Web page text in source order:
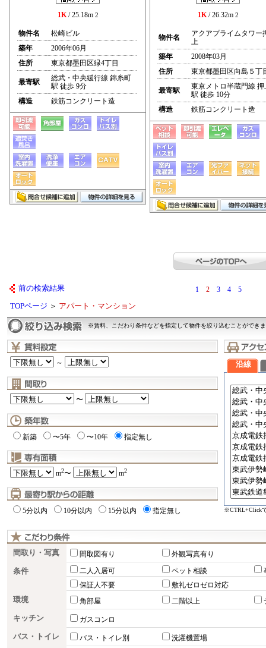
1K/ 25.18m 2
物件名
松崎ビル
築年
2006年06月
住所
東京都墨田区緑4丁目
最寄駅
総武・中央緩行線 錦糸町
駅 徒歩 9分
構造
鉄筋コンクリート造
1K/ 26.32m 2
物件名
アクアプライムタワー
上
築年
2008年03月
住所
東京都墨田区向島５丁
最寄駅
東京メトロ半蔵門線 押
駅 徒歩 10分
構造
鉄筋コンクリート造
前の検索結果 1 2 3 4 5
TOPページ ＞ アパート・マンション
※賃料、こだわり条件などを指定して物件を絞り込むことができ
～
〜
新築 〜5年 〜10年 指定無し
m2〜 m2
5分以内 10分以内 15分以内 指定無し
沿線
※CTRL+Click
間取り・写真 間取図有り 外観写真有り
条件 二人入居可 ペット相談
保証人不要
敷礼ゼロゼロ対応
環境 角部屋 二階以上
キッチン ガスコンロ
バス・トイレ バス・トイレ別 洗濯機置場